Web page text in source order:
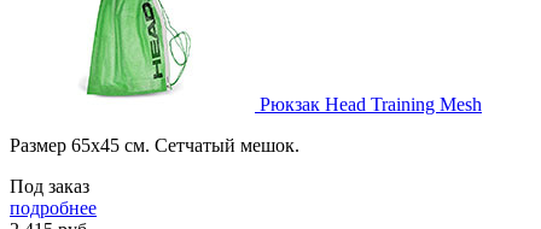
Рюкзак Head Training Mesh
Размер 65х45 см. Сетчатый мешок.
Под заказ
подробнее